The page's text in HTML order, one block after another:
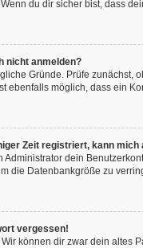
du dir sicher bist, dass
nicht anmelden?
Gründe. Prüfe zunächst,
ebenfalls möglich, dass ein
Zeit registriert, kann
Administrator dein
die Datenbankgröße zu
vergessen!
können dir zwar dein altes